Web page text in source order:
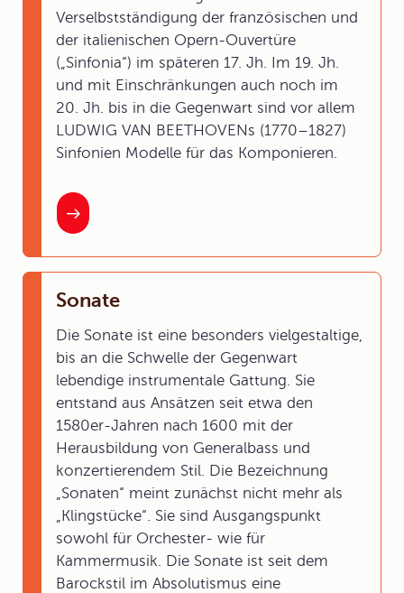
Verselbstständigung der französischen und
der italienischen Opern-Ouvertüre
(„Sinfonia“) im späteren 17. Jh. Im 19. Jh.
und mit Einschränkungen auch noch im
20. Jh. bis in die Gegenwart sind vor allem
LUDWIG VAN BEETHOVENs (1770–1827)
Sinfonien Modelle für das Komponieren.
Sonate
Die Sonate ist eine besonders vielgestaltige,
bis an die Schwelle der Gegenwart
lebendige instrumentale Gattung. Sie
entstand aus Ansätzen seit etwa den
1580er-Jahren nach 1600 mit der
Herausbildung von Generalbass und
konzertierendem Stil. Die Bezeichnung
„Sonaten“ meint zunächst nicht mehr als
„Klingstücke“. Sie sind Ausgangspunkt
sowohl für Orchester- wie für
Kammermusik. Die Sonate ist seit dem
Barockstil im Absolutismus eine